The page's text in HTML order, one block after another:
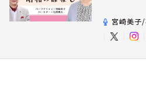
宮崎美子